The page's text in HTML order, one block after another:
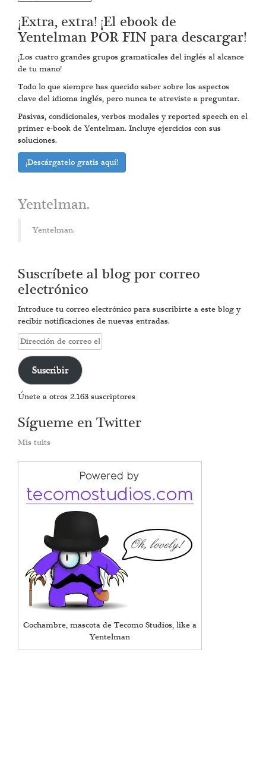
¡Extra, extra! ¡El ebook de
Yentelman POR FIN para descargar!
¡Los cuatro grandes grupos gramaticales del inglés al alcance
de tu mano!
Todo lo que siempre has querido saber sobre los aspectos
clave del idioma inglés, pero nunca te atreviste a preguntar.
Pasivas, condicionales, verbos modales y reported speech en el
primer e-book de Yentelman. Incluye ejercicios con sus
soluciones.
¡Descárgatelo gratis aquí!
Yentelman.
Yentelman.
Suscríbete al blog por correo
electrónico
Introduce tu correo electrónico para suscribirte a este blog y
recibir notificaciones de nuevas entradas.
Dirección
de
correo
electrónico
Suscribir
Únete a otros 2.163 suscriptores
Sígueme en Twitter
Mis tuits
Cochambre, mascota de Tecomo Studios, like a
Yentelman